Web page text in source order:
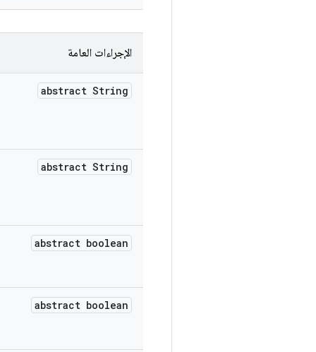
الإجراءات العامة
abstract String
abstract String
abstract boolean
abstract boolean